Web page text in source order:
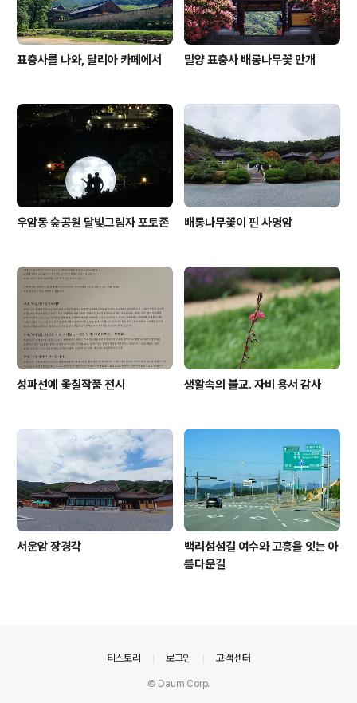
표충사를 나와, 달리아 카페에서 밀양 표충사 배롱나무꽃 만개
우암동 숲공원 달빛그림자 포토존 배롱나무꽃이 핀 사명암
성파선예 옻칠작품 전시 생활속의 불교. 자비 용서 감사
서운암 장경각
백리섬섬길 여수와 고흥을 잇는 아
름다운길
티스토리 로그인 고객센터
© Daum Corp.